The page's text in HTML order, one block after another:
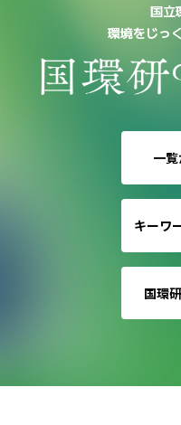
国立
環境をじっ
一
キーワ
国環